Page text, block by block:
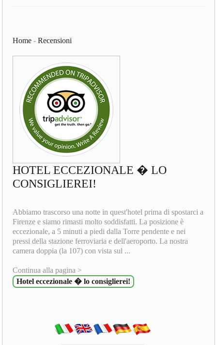
Home -Recensioni
HOTEL ECCEZIONALE � LO
CONSIGLIEREI!
Abbiamo trascorso una notte in quest'hotel prima di spostarci a
Firenze e siamo rimasti molto soddisfatti. La posizione è
eccezionale, a 5 minuti a piedi dalla Torre pendente e nei
pressi della stazione ferroviaria e dell'aeroporto. La nostra
camera doppia (la 107) con vista sul ...
Continua alla pagina >
Hotel eccezionale � lo consiglierei!